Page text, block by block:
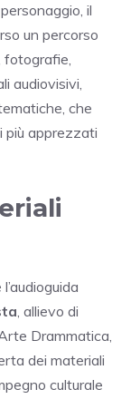
il
un percorso
fotografie,
audiovisivi,
che
più apprezzati
, allievo di
Drammatica,
dei materiali
culturale